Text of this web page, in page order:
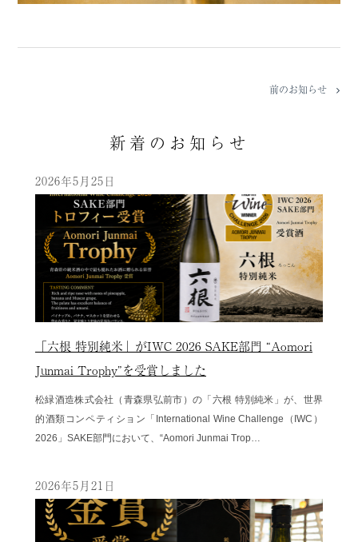
前のお知らせ
新着のお知らせ
2026年5月25日
「六根 特別純米」がIWC 2026 SAKE部門 “Aomori
Junmai Trophy”を受賞しました
松緑酒造株式会社（青森県弘前市）の「六根 特別純米」が、世界
的酒類コンペティション「International Wine Challenge（IWC）
2026」SAKE部門において、“Aomori Junmai Trop…
2026年5月21日